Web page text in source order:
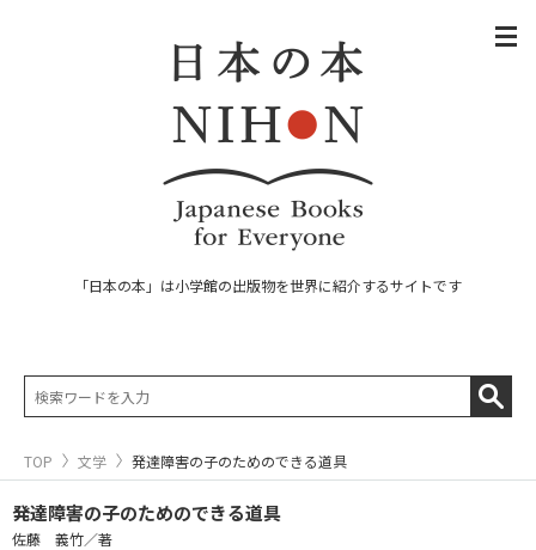
「日本の本」は小学館の出版物を世界に紹介するサイトです
TOP 文学 発達障害の子のためのできる道具
発達障害の子のためのできる道具
佐藤 義竹／著